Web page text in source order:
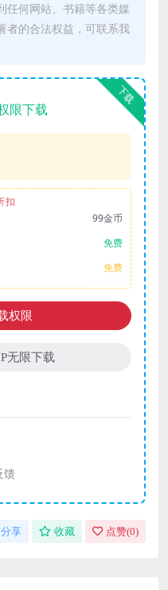
任何网站、书籍等各类媒
者的合法权益，可联系我
下载
限下载
扣
99金币
免费
免费
权限
无限下载
馈
分享 收藏 点赞(0)